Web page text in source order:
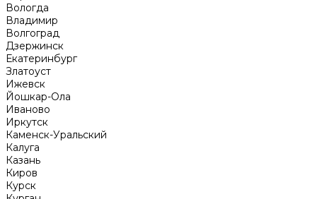
Вологда
Владимир
Волгоград
Дзержинск
Екатеринбург
Златоуст
Ижевск
Йошкар-Ола
Иваново
Иркутск
Каменск-Уральский
Калуга
Казань
Киров
Курск